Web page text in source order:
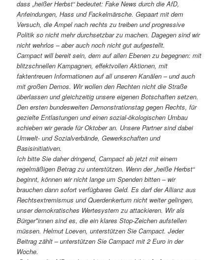
dass „heißer Herbst“ bedeutet: Fake News durch die AfD,
Anfeindungen, Hass und Fackelmärsche. Gepaart mit dem
Versuch, die Ampel nach rechts zu treiben und progressive
Politik so nicht mehr durchsetzbar zu machen. Dagegen sind wir
nicht wehrlos – aber auch noch nicht gut aufgestellt.
Campact will bereit sein, dem auf allen Ebenen zu begegnen: mit
blitzschnellen Kampagnen, effektvollen Aktionen, mit
faktentreuen Informationen auf all unseren Kanälen – und auch
mit großen Demos. Wir wollen den Rechten nicht die Straße
überlassen und gleichzeitig unsere eigenen Botschaften setzen.
Den ersten bundesweiten Demonstrationstag gegen Rechts, für
gezielte Entlastungen und einen sozial-ökologischen Umbau
schieben wir gerade für Oktober an. Unsere Partner sind dabei
Umwelt- und Sozialverbände, Gewerkschaften und
Basisinitiativen.
Ich bitte Sie daher dringend, Campact ab jetzt mit einem
regelmäßigen Betrag zu unterstützen. Wenn der „heiße Herbst“
beginnt, können wir nicht lange um Spenden bitten – wir
brauchen dann sofort verfügbares Geld. Es darf der Allianz aus
Rechtsextremismus und Querdenkertum nicht weiter gelingen,
unser demokratisches Wertesystem zu attackieren. Wir als
Bürger*innen sind es, die ein klares Stop-Zeichen aufstellen
müssen. Helmut Loeven, unterstützen Sie Campact. Jeder
Beitrag zählt – unterstützen Sie Campact mit 2 Euro in der
Woche.